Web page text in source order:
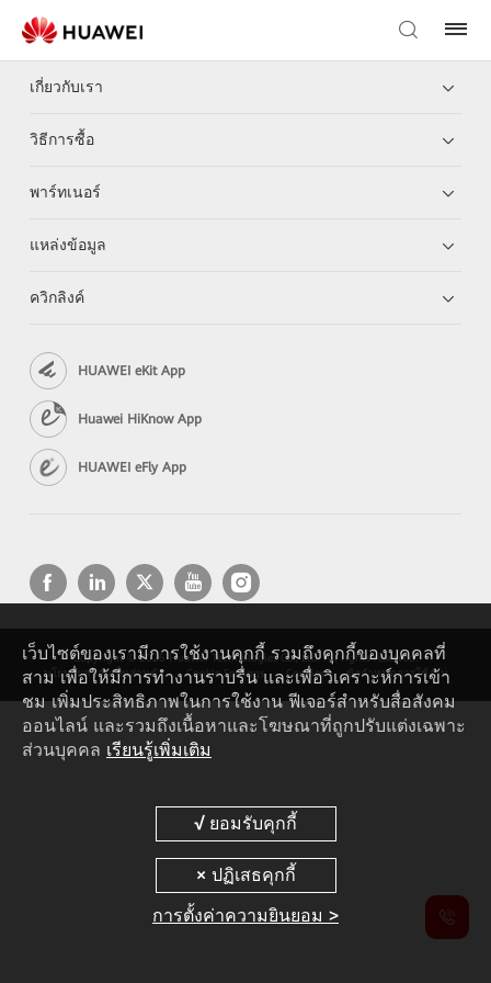
เกี่ยวกับเรา
วิธีการซื้อ
พาร์ทเนอร์
แหล่งข้อมูล
ควิกลิงค์
HUAWEI eKit App
Huawei HiKnow App
HUAWEI eFly App
Copyright © 2026 Huawei Technologies Co., Ltd. All rights reserved.
นโยบายความเป็นส่วนตัว
Cookie Settings Cookies ข้อกำหนดการใช้งาน
เว็บไซต์ของเรามีการใช้งานคุกกี้ รวมถึงคุกกี้ของบุคคลที่
สาม เพื่อให้มีการทำงานราบรื่น และเพื่อวิเคราะห์การเข้า
ชม เพิ่มประสิทธิภาพในการใช้งาน ฟีเจอร์สำหรับสื่อสังคม
ออนไลน์ และรวมถึงเนื้อหาและโฆษณาที่ถูกปรับแต่งเฉพาะ
ส่วนบุคคล เรียนรู้เพิ่มเติม
การตั้งค่าความยินยอม >